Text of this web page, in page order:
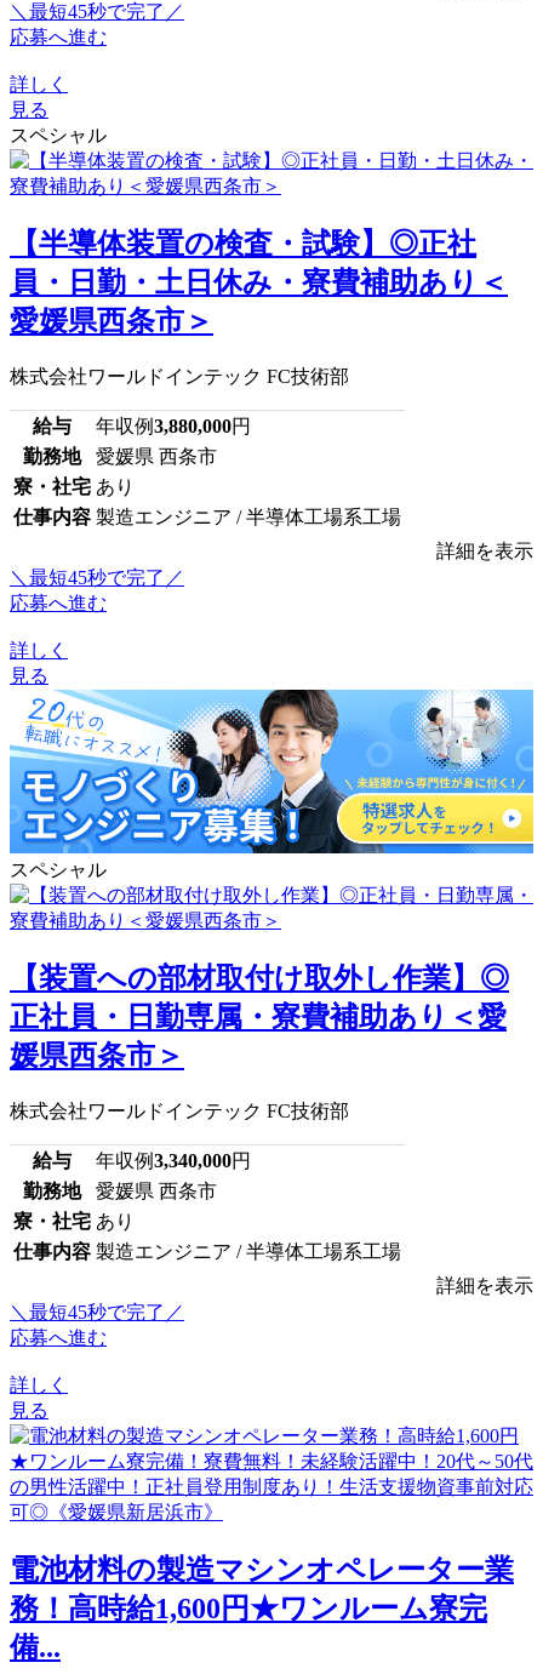
＼最短45秒で完了／
応募へ進む
詳しく
見る
スペシャル
【半導体装置の検査・試験】◎正社
員・日勤・土日休み・寮費補助あり＜
愛媛県西条市＞
株式会社ワールドインテック FC技術部
給与 年収例3,880,000円
勤務地
愛媛県 西条市
寮・社宅 あり
仕事内容 製造エンジニア / 半導体工場系工場
詳細を表示
＼最短45秒で完了／
応募へ進む
詳しく
見る
スペシャル
【装置への部材取付け取外し作業】◎
正社員・日勤専属・寮費補助あり＜愛
媛県西条市＞
株式会社ワールドインテック FC技術部
給与 年収例3,340,000円
勤務地
愛媛県 西条市
寮・社宅 あり
仕事内容 製造エンジニア / 半導体工場系工場
詳細を表示
＼最短45秒で完了／
応募へ進む
詳しく
見る
電池材料の製造マシンオペレーター業
務！高時給1,600円★ワンルーム寮完
備...